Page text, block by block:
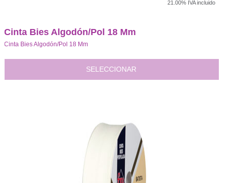
21.00% IVA incluido
Cinta Bies Algodón/Pol 18 Mm
Cinta Bies Algodón/Pol 18 Mm
SELECCIONAR